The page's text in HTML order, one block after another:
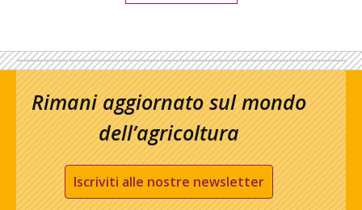
Rimani aggiornato sul mondo
dell’agricoltura
Iscriviti alle nostre newsletter